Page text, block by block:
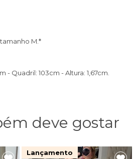
M.*
- Quadril: 103cm - Altura: 1,67cm.
deve gostar
Lançamento